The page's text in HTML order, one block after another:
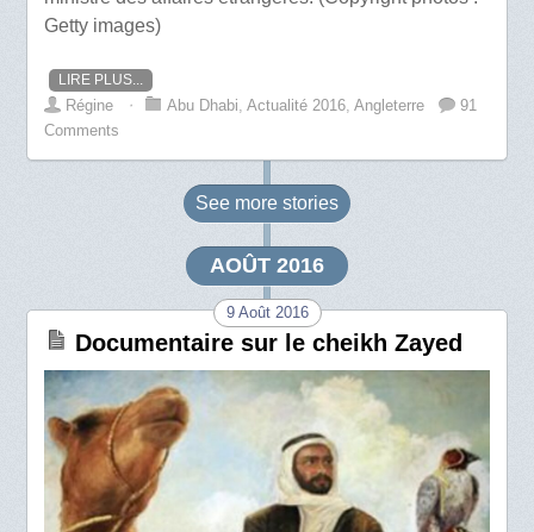
Getty images)
LIRE PLUS...
Régine ⋅ Abu Dhabi ,Actualité 2016 ,Angleterre
91
Comments
See more stories
AOÛT 2016
9 Août 2016
Documentaire sur le cheikh Zayed